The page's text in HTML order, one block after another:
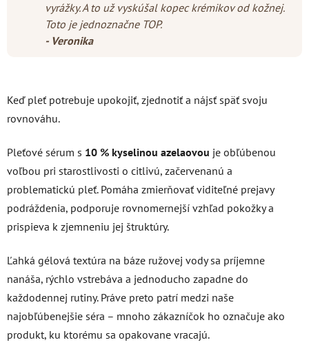
vyrážky. A to už vyskúšal kopec krémikov od kožnej.
Toto je jednoznačne TOP.
- Veronika
Keď pleť potrebuje upokojiť, zjednotiť a nájsť späť svoju
rovnováhu.
Pleťové sérum s 10 % kyselinou azelaovou je obľúbenou
voľbou pri starostlivosti o citlivú, začervenanú a
problematickú pleť. Pomáha zmierňovať viditeľné prejavy
podráždenia, podporuje rovnomernejší vzhľad pokožky a
prispieva k zjemneniu jej štruktúry.
Ľahká gélová textúra na báze ružovej vody sa príjemne
nanáša, rýchlo vstrebáva a jednoducho zapadne do
každodennej rutiny. Práve preto patrí medzi naše
najobľúbenejšie séra – mnoho zákazníčok ho označuje ako
produkt, ku ktorému sa opakovane vracajú.